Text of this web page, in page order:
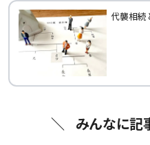
代襲相続
みんなに記